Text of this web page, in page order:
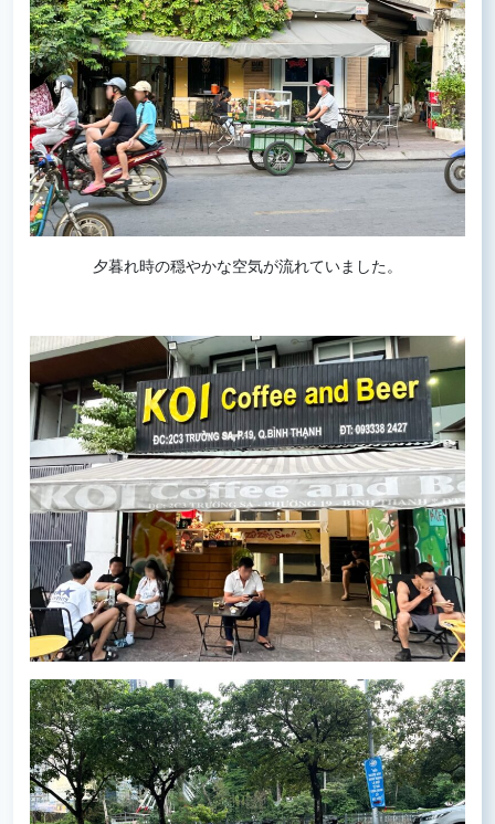
夕暮れ時の穏やかな空気が流れていました。